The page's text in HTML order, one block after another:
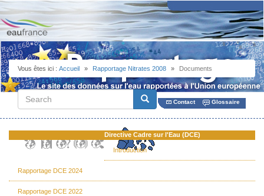
Aller
au
contenu
principal
Contact Glossaire
Vous êtes ici : Accueil Rapportage Nitrates 2008 Documents
Search
Search
Directive Cadre sur l'Eau (DCE)
Introduction
Rapportage DCE 2024
Rapportage DCE 2022